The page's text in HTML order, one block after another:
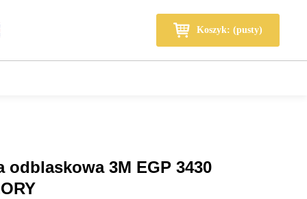
Koszyk: (pusty)
Wózek
odblaskowa 3M EGP 3430